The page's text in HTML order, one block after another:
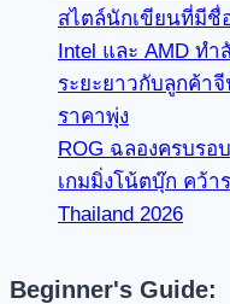
สไตล์นักเขียนที่มีชื่
Intel และ AMD ท
ระยะยาวกับลูกค้า
ราคาพุ่ง
ROG ฉลองครบร
เกมมิ่งโน้ตบุ๊ก คว้า
Thailand 2026
Beginner's Guide: